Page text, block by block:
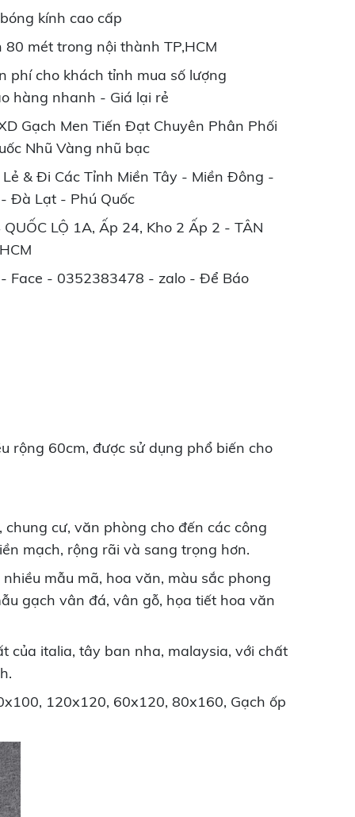
kính cao cấp
mét trong nội thành TP,HCM
phí cho khách tỉnh mua số lượng
hàng nhanh - Giá lại rẻ
Gạch Men Tiến Đạt Chuyên Phân Phối
Nhũ Vàng nhũ bạc
& Đi Các Tỉnh Miền Tây - Miền Đông -
Đà Lạt - Phú Quốc
LỘ 1A, Ấp 24, Kho 2 Ấp 2 - TÂN
Face - 0352383478 - zalo - Để Báo
rộng 60cm, được sử dụng phổ biến cho
cư, văn phòng cho đến các công
mạch, rộng rãi và sang trọng hơn.
mẫu mã, hoa văn, màu sắc phong
gạch vân đá, vân gỗ, họa tiết hoa văn
của italia, tây ban nha, malaysia, với chất
120x120, 60x120, 80x160, Gạch ốp